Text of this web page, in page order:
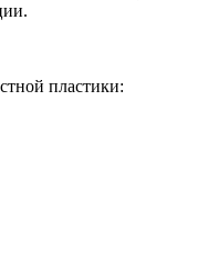
пластики: